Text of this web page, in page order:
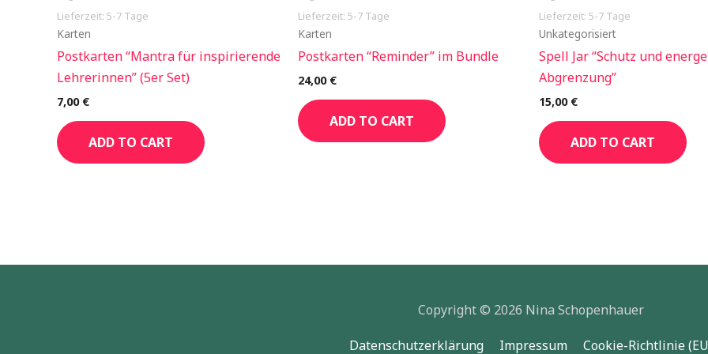
Lieferzeit: 5-7 Tage
Karten
Postkarten “Mantra für inspirierende
Lehrerinnen” (5er Set)
7,00 €
ADD TO CART
Lieferzeit: 5-7 Tage
Karten
Postkarten “Reminder” im Bundle
24,00 €
ADD TO CART
Lieferzeit: 5-7 Tage
Unkategorisiert
Spell Jar “Schutz und
Abgrenzung”
15,00 €
ADD TO CART
Copyright © 2026 Nina Schopenhauer
Datenschutzerklärung Impressum Cookie-Richtlinie